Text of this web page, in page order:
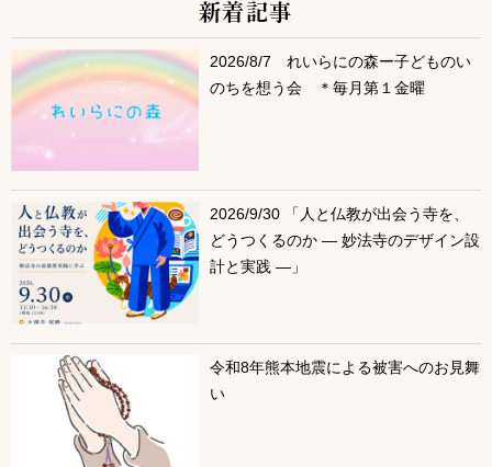
サブコンテンツ
新着記事
2026/8/7 れいらにの森ー子どものい
のちを想う会 ＊毎月第１金曜
2026/9/30 「人と仏教が出会う寺を、
どうつくるのか ― 妙法寺のデザイン設
計と実践 ―」
令和8年熊本地震による被害へのお見舞
い